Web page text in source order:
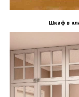
Шкаф в